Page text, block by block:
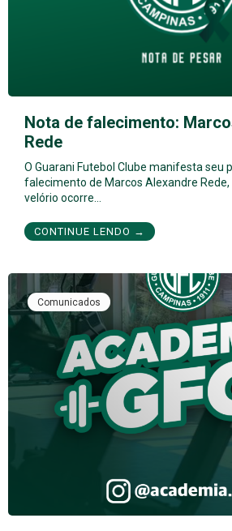
Nota de falecimento:
Rede
O Guarani Futebol Clube manifesta seu
falecimento de Marcos Alexandre Rede,
velório ocorre…
CONTINUE LENDO →
Comunicados